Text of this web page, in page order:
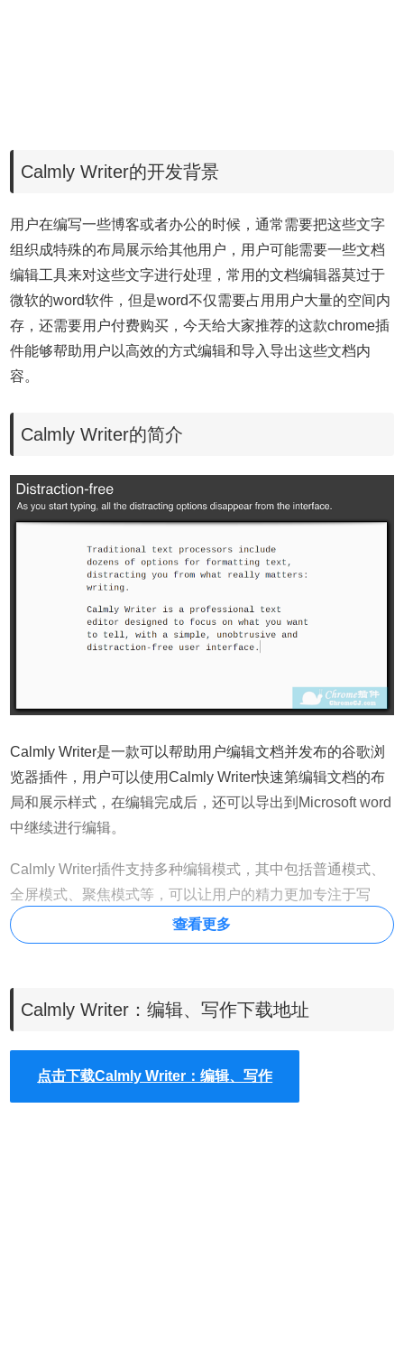
Calmly Writer的开发背景
用户在编写一些博客或者办公的时候，通常需要把这些文字
组织成特殊的布局展示给其他用户，用户可能需要一些文档
编辑工具来对这些文字进行处理，常用的文档编辑器莫过于
微软的word软件，但是word不仅需要占用用户大量的空间内
存，还需要用户付费购买，今天给大家推荐的这款chrome插
件能够帮助用户以高效的方式编辑和导入导出这些文档内
容。
Calmly Writer的简介
Calmly Writer是一款可以帮助用户编辑文档并发布的谷歌浏
览器插件，用户可以使用Calmly Writer快速第编辑文档的布
局和展示样式，在编辑完成后，还可以导出到Microsoft word
中继续进行编辑。
Calmly Writer插件支持多种编辑模式，其中包括普通模式、
全屏模式、聚焦模式等，可以让用户的精力更加专注于写
作，并且支持从纯文本、HTML、word导入文档进行编辑。
1.在谷歌浏览器中安装Calmly Writer插件，并在Chrome的扩
展器中启动编辑写作的功能，Calmly Writer插件的下载地址
可以在本文的下方找到，离线Calmly Writer插件的安装方法
可参考：怎么在谷歌浏览器中安装.crx扩展名的离线Chrome
查看更多
Calmly Writer：编辑、写作下载地址
点击下载Calmly Writer：编辑、写作